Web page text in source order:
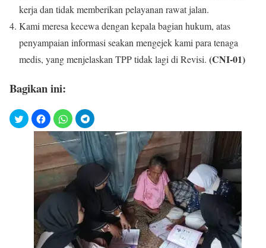
kerja dan tidak memberikan pelayanan rawat jalan.
Kami meresa kecewa dengan kepala bagian hukum, atas
penyampaian informasi seakan mengejek kami para tenaga
medis, yang menjelaskan TPP tidak lagi di Revisi. (CNI-01)
Bagikan ini: